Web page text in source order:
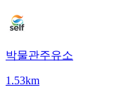
박물관주유소
1.53km